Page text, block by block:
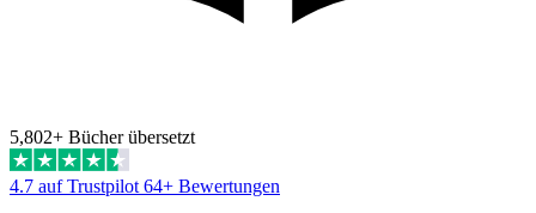
5,802+ Bücher übersetzt
4.7 auf Trustpilot 64+ Bewertungen